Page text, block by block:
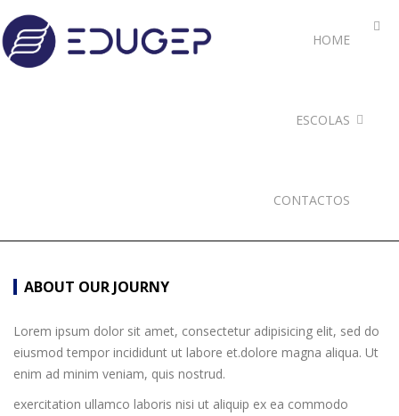
HOME
ESCOLAS
CONTACTOS
ABOUT OUR JOURNY
Lorem ipsum dolor sit amet, consectetur adipisicing elit, sed do
eiusmod tempor incididunt ut labore et.dolore magna aliqua. Ut
enim ad minim veniam, quis nostrud.
exercitation ullamco laboris nisi ut aliquip ex ea commodo